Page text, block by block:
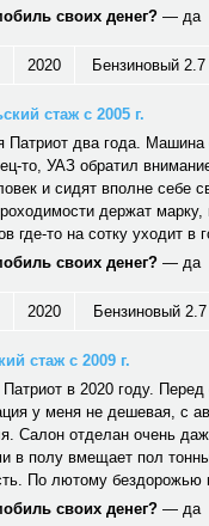
своих денег? — да
2020 Бензиновый
стаж с 2005 г.
Патриот два года. Машина
то, УАЗ обратил
и сидят вполне себе
держат
где-то на сотку уходит в
своих денег? — да
2020 Бензиновый
стаж с 2009 г.
Патриот в 2020 году.
у меня не дешевая, с
Салон отделан очень
в полу вмещает пол
По лютому бездорожью
своих денег? — да